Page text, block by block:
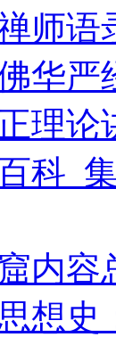
禅师
华严
理论
科_
内容
想史